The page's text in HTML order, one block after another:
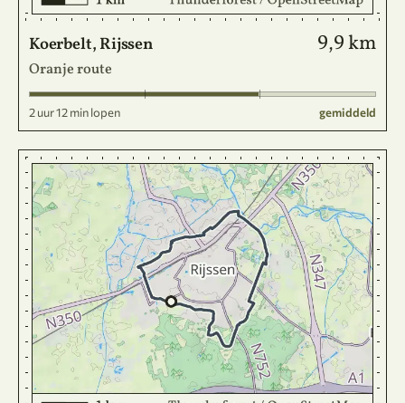
Koerbelt, Rijssen 9,9 km
Oranje route
2 uur 12 min lopen gemiddeld